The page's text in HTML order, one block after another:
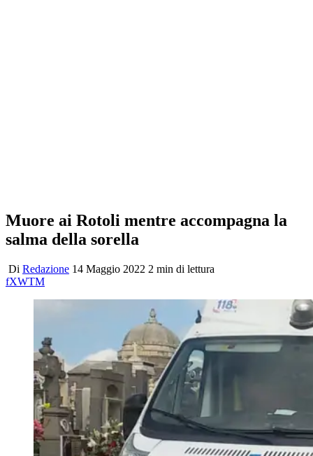
Muore ai Rotoli mentre accompagna la
salma della sorella
Di Redazione 14 Maggio 2022 2 min di lettura
fXWTM